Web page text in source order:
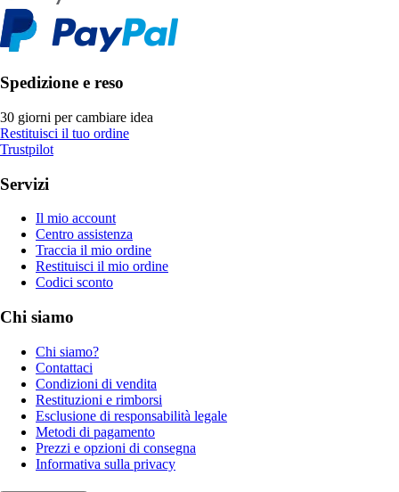
Spedizione e reso
30 giorni per cambiare idea
Restituisci il tuo ordine
Trustpilot
Servizi
Il mio account
Centro assistenza
Traccia il mio ordine
Restituisci il mio ordine
Codici sconto
Chi siamo
Chi siamo?
Contattaci
Condizioni di vendita
Restituzioni e rimborsi
Esclusione di responsabilità legale
Metodi di pagamento
Prezzi e opzioni di consegna
Informativa sulla privacy